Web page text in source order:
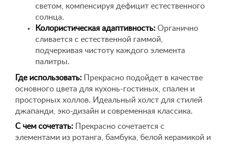
светом, компенсируя дефицит естественного
солнца.
Колористическая адаптивность: Органично
сливается с естественной гаммой,
подчеркивая чистоту каждого элемента
палитры.
Где использовать: Прекрасно подойдет в качестве
основного цвета для кухонь-гостиных, спален и
просторных холлов. Идеальный холст для стилей
джапанди, эко-дизайн и современная классика.
С чем сочетать: Прекрасно сочетается с
элементами из ротанга, бамбука, белой керамикой и